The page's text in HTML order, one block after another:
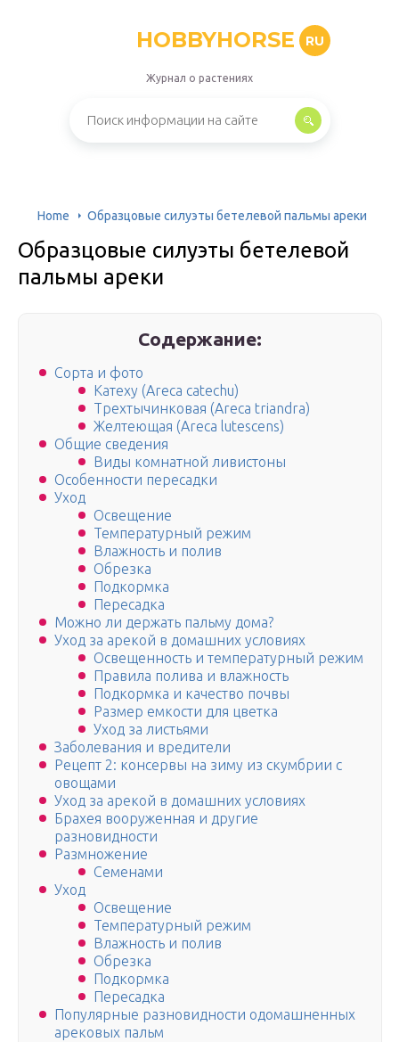
HOBBYHORSE RU
Журнал о растениях
Home Образцовые силуэты бетелевой пальмы ареки
Образцовые силуэты бетелевой
пальмы ареки
Содержание:
Сорта и фото
Катеху (Areca catechu)
Трехтычинковая (Areca triandra)
Желтеющая (Areca lutescens)
Общие сведения
Виды комнатной ливистоны
Особенности пересадки
Уход
Освещение
Температурный режим
Влажность и полив
Обрезка
Подкормка
Пересадка
Можно ли держать пальму дома?
Уход за арекой в домашних условиях
Освещенность и температурный режим
Правила полива и влажность
Подкормка и качество почвы
Размер емкости для цветка
Уход за листьями
Заболевания и вредители
Рецепт 2: консервы на зиму из скумбрии с
овощами
Уход за арекой в домашних условиях
Брахея вооруженная и другие
разновидности
Размножение
Семенами
Уход
Освещение
Температурный режим
Влажность и полив
Обрезка
Подкормка
Пересадка
Популярные разновидности одомашненных
арековых пальм